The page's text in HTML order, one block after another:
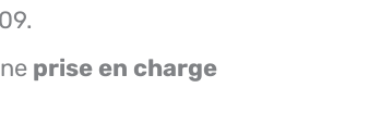
prise en charge